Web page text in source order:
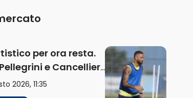
per ora resta.
e Cancellieri
2026, 11:35